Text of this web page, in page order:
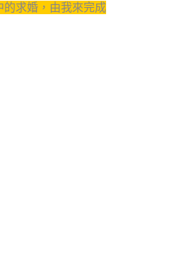
的求婚，由我來完成